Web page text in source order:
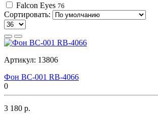
Falcon Eyes 76
Сортировать:
Артикул: 13806
Фон BC-001 RB-4066
0
3 180 р.